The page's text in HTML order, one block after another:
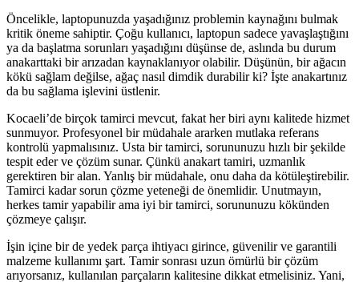
Öncelikle, laptopunuzda yaşadığınız problemin kaynağını bulmak
kritik öneme sahiptir. Çoğu kullanıcı, laptopun sadece yavaşlaştığını
ya da başlatma sorunları yaşadığını düşünse de, aslında bu durum
anakarttaki bir arızadan kaynaklanıyor olabilir. Düşünün, bir ağacın
kökü sağlam değilse, ağaç nasıl dimdik durabilir ki? İşte anakartınız
da bu sağlama işlevini üstlenir.
Kocaeli’de birçok tamirci mevcut, fakat her biri aynı kalitede hizmet
sunmuyor. Profesyonel bir müdahale ararken mutlaka referans
kontrolü yapmalısınız. Usta bir tamirci, sorununuzu hızlı bir şekilde
tespit eder ve çözüm sunar. Çünkü anakart tamiri, uzmanlık
gerektiren bir alan. Yanlış bir müdahale, onu daha da kötüleştirebilir.
Tamirci kadar sorun çözme yeteneği de önemlidir. Unutmayın,
herkes tamir yapabilir ama iyi bir tamirci, sorununuzu kökünden
çözmeye çalışır.
İşin içine bir de yedek parça ihtiyacı girince, güvenilir ve garantili
malzeme kullanımı şart. Tamir sonrası uzun ömürlü bir çözüm
arıyorsanız, kullanılan parçaların kalitesine dikkat etmelisiniz. Yani,